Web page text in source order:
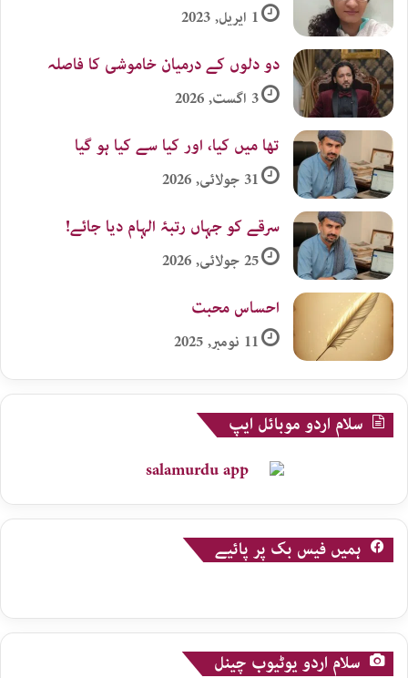
1 اپریل, 2023
دو دلوں کے درمیان خاموشی کا فاصلہ
3 اگست, 2026
تھا میں کیا، اور کیا سے کیا ہو گیا
31 جولائی, 2026
سرقے کو جہاں رتبۂ الہام دیا جائے!
25 جولائی, 2026
احساس محبت
11 نومبر, 2025
سلام اردو موبائل ایپ
ہمیں فیس بک پر پائیے
سلام اردو یوٹیوب چینل